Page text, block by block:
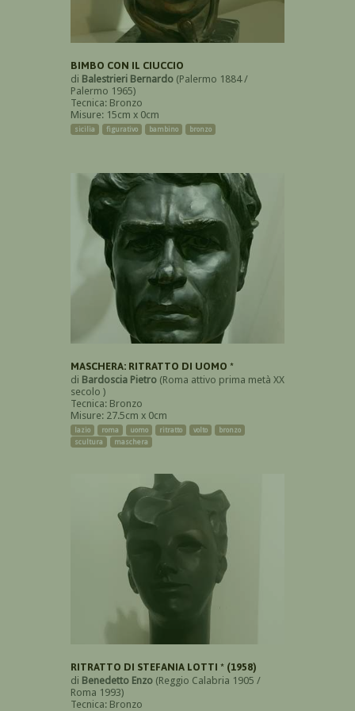
BIMBO CON IL CIUCCIO
di Balestrieri Bernardo (Palermo 1884 /
Palermo 1965)
Tecnica: Bronzo
Misure: 15cm x 0cm
sicilia figurativo bambino bronzo
MASCHERA: RITRATTO DI UOMO *
di Bardoscia Pietro (Roma attivo prima metà XX
secolo )
Tecnica: Bronzo
Misure: 27.5cm x 0cm
lazio roma uomo ritratto volto
bronzo
scultura
maschera
RITRATTO DI STEFANIA LOTTI * (1958)
di Benedetto Enzo (Reggio Calabria 1905 /
Roma 1993)
Tecnica: Bronzo